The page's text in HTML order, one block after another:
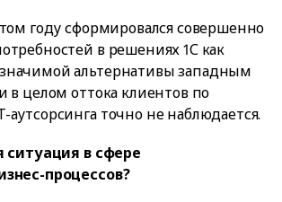
году сформировался совершенно
в решениях 1С как
альтернативы западным
в целом оттока клиентов по
точно не наблюдается.
ситуация в сфере
процессов?